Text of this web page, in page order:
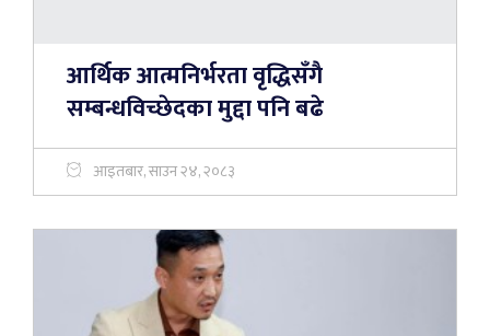
आर्थिक आत्मनिर्भरता वृद्धिसँगै
सम्बन्धविच्छेदका मुद्दा पनि बढे
आइतबार, साउन २४, २०८३